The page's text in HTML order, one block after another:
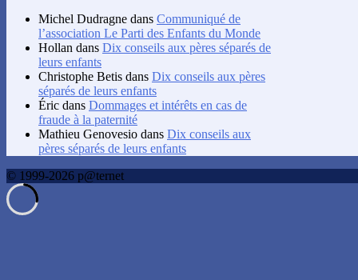
Michel Dudragne dans Communiqué de
l’association Le Parti des Enfants du Monde
Hollan dans Dix conseils aux pères séparés de
leurs enfants
Christophe Betis dans Dix conseils aux pères
séparés de leurs enfants
Éric dans Dommages et intérêts en cas de
fraude à la paternité
Mathieu Genovesio dans Dix conseils aux
pères séparés de leurs enfants
© 1999-2026 p@ternet